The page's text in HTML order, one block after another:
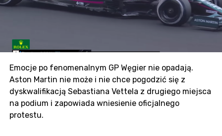
Spa było szczęśliwe dla wielu – Gasly, Leclerc,
Ricciardo czy Ocon odnotowali niesamowite występy,
a szczególnie w tej fazie sezonu każdy wynik się liczy.
Dla wielu będzie kluczowym zobaczyć, czy Lando
wróci do zdobywania dużych punktów po przerwaniu
jego serii na Węgrzech.
Należy się też spodziewać zaciętej walki zespołów na
„A”, szczególnie, że Alpine rozpoczyna weekend jako
zwycięzcy, Aston szuka sprawiedliwości za podium
Seba, a Alpha Tauri… Alpha Tauri ma Pierra, który
Emocje po fenomenalnym GP Węgier nie opadają.
Aston Martin nie może i nie chce pogodzić się z
dyskwalifikacją Sebastiana Vettela z drugiego miejsca
na podium i zapowiada wniesienie oficjalnego
protestu.